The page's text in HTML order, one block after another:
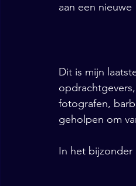
aan een
Dit is mijn
fotografen,
geholpen om
In het bijzonder